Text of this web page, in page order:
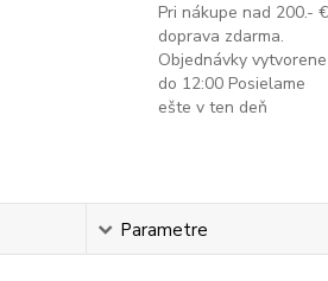
Pri nákupe nad 200.- €
doprava zdarma.
Objednávky vytvorene
do 12:00 Posielame
ešte v ten deň
Parametre